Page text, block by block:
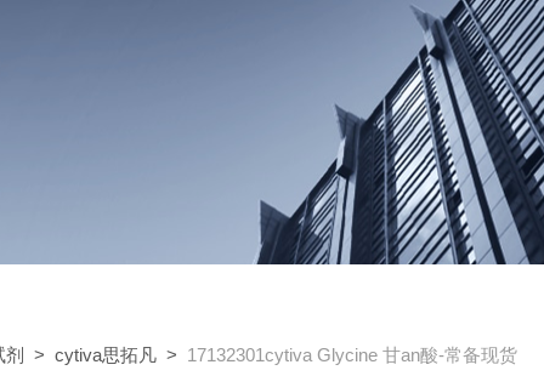
> cytiva思拓凡 > 17132301cytiva Glycine 甘an酸-常备现货